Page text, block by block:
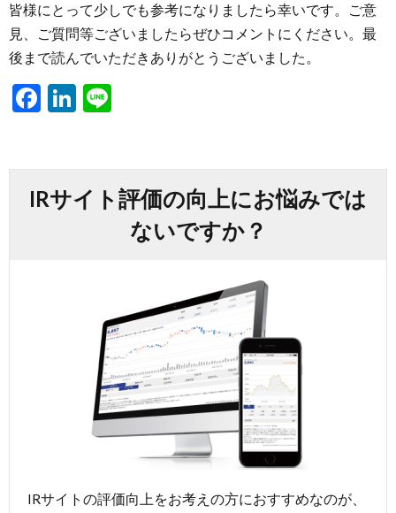
皆様にとって少しでも参考になりましたら幸いです。ご意
見、ご質問等ございましたらぜひコメントにください。最
後まで読んでいただきありがとうございました。
F
b
o
Li
dI
n
IRサイト評価の向上にお悩みでは
ないですか？
IRサイトの評価向上をお考えの方におすすめなのが、